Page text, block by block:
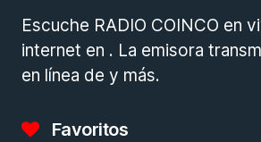
Escuche RADIO COINCO en
internet en . La emisora
en línea de y más.
Favoritos